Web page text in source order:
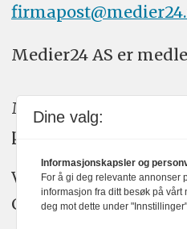
Medier24 AS er
Medier24 arbeider
plakatens regler for
Vi bruker KI-verktøy
Claude, og Gemini i
Dine valg:
Informasjonskapsler og
For å gi deg relevante annonser
informasjon fra ditt besøk på vårt
deg mot dette under